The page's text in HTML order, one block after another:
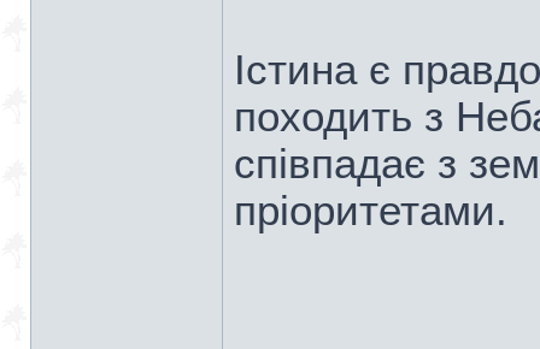
Істина є
походить з
співпадає з
пріоритетами.